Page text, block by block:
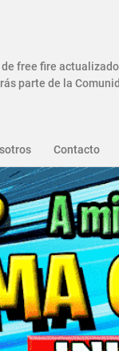
free fire
parte de la
Contacto